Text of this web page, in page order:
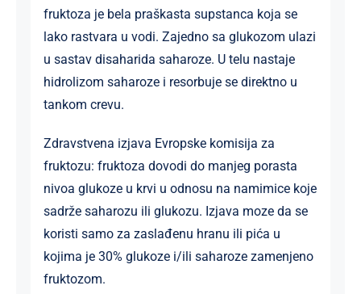
fruktoza je bela praškasta supstanca koja se
lako rastvara u vodi. Zajedno sa glukozom ulazi
u sastav disaharida saharoze. U telu nastaje
hidrolizom saharoze i resorbuje se direktno u
tankom crevu.
Zdravstvena izjava Evropske komisija za
fruktozu: fruktoza dovodi do manjeg porasta
nivoa glukoze u krvi u odnosu na namimice koje
sadrže saharozu ili glukozu. Izjava moze da se
koristi samo za zaslađenu hranu ili pića u
kojima je 30% glukoze i/ili saharoze zamenjeno
fruktozom.